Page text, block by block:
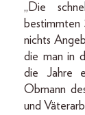
„Die
bestimmten
nichts
die man in
die Jahre
Obmann
und